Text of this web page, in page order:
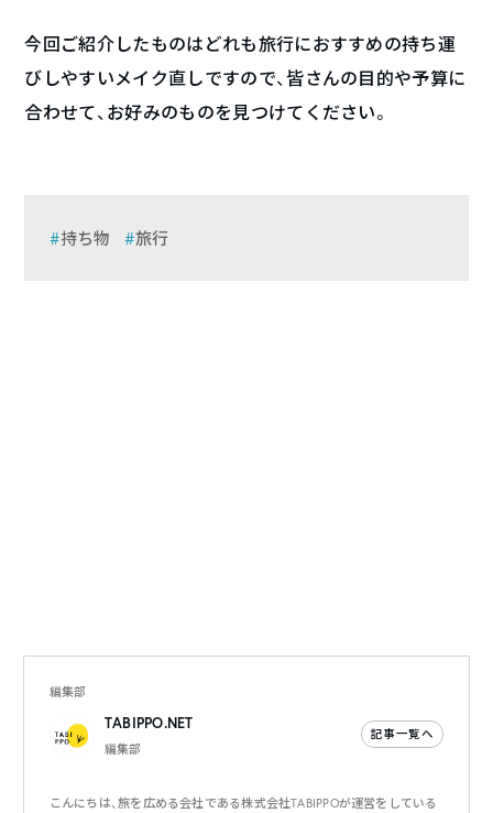
今回ご紹介したものはどれも旅行におすすめの持ち運
びしやすいメイク直しですので、皆さんの目的や予算に
合わせて、お好みのものを見つけてください。
持ち物 旅行
編集部
TABIPPO.NET
編集部
記事一覧へ
こんにちは、旅を広める会社である株式会社TABIPPOが運営をしている